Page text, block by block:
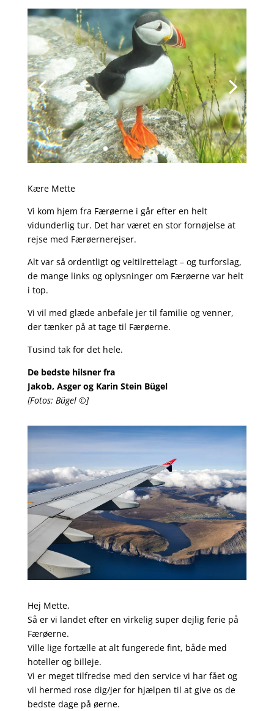
Kære Mette
Vi kom hjem fra Færøerne i går efter en helt
vidunderlig tur. Det har været en stor fornøjelse at
rejse med Færøernerejser.
Alt var så ordentligt og veltilrettelagt – og turforslag,
de mange links og oplysninger om Færøerne var helt
i top.
Vi vil med glæde anbefale jer til familie og venner,
der tænker på at tage til Færøerne.
Tusind tak for det hele.
De bedste hilsner fra
Jakob, Asger og Karin Stein Bügel
[Fotos: Bügel ©]
Hej Mette,
Så er vi landet efter en virkelig super dejlig ferie på
Færøerne.
Ville lige fortælle at alt fungerede fint, både med
hoteller og billeje.
Vi er meget tilfredse med den service vi har fået og
vil hermed rose dig/jer for hjælpen til at give os de
bedste dage på øerne.